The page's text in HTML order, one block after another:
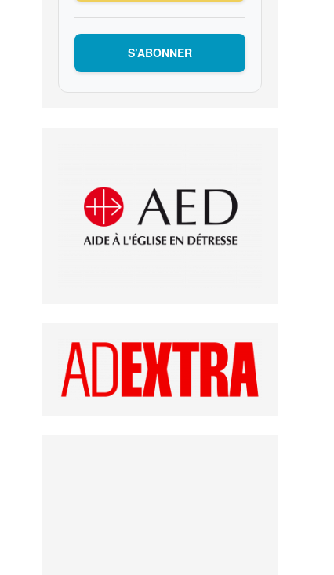
S’ABONNER